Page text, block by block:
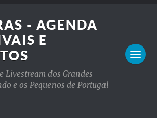
- AGENDA
E
Livestream dos Grandes
e os Pequenos de Portugal